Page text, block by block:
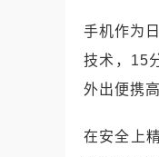
手机作为
技术，15
外出便携
在安全上